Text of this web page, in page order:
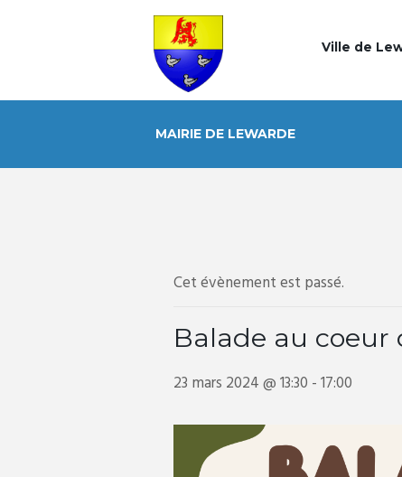
Ville de
MAIRIE DE LEWARDE
Cet évènement est passé.
Balade au
23 mars 2024 @ 13:30 -17:00